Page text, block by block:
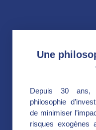
Une
Depuis 30
philosophie
de minimiser
risques exogènes